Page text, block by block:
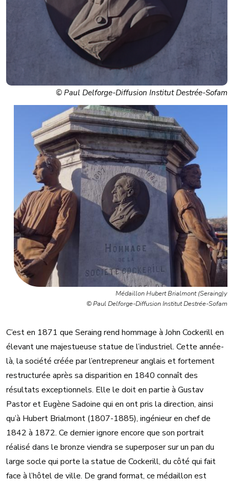
© Paul Delforge-Diffusion Institut Destrée-Sofam
Médaillon Hubert Brialmont (Seraing)y
© Paul Delforge-Diffusion Institut Destrée-Sofam
C’est en 1871 que Seraing rend hommage à John Cockerill en
élevant une majestueuse statue de l’industriel. Cette année-
là, la société créée par l’entrepreneur anglais et fortement
restructurée après sa disparition en 1840 connaît des
résultats exceptionnels. Elle le doit en partie à Gustav
Pastor et Eugène Sadoine qui en ont pris la direction, ainsi
qu’à Hubert Brialmont (1807-1885), ingénieur en chef de
1842 à 1872. Ce dernier ignore encore que son portrait
réalisé dans le bronze viendra se superposer sur un pan du
large socle qui porte la statue de Cockerill, du côté qui fait
face à l’hôtel de ville. De grand format, ce médaillon est